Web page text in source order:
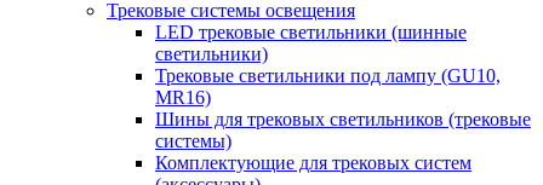
Трековые системы освещения
LED трековые светильники (шинные
светильники)
Трековые светильники под лампу (GU10,
MR16)
Шины для трековых светильников (трековые
системы)
Комплектующие для трековых систем